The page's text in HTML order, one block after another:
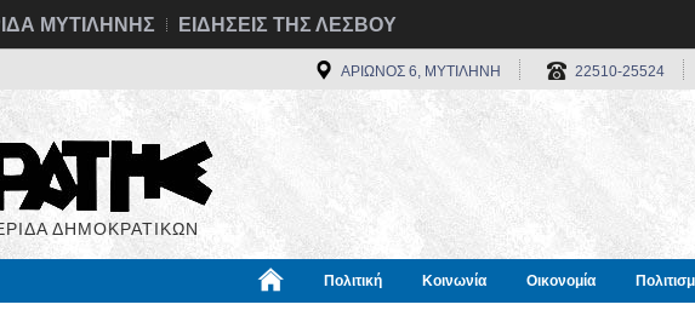
ΜΥΤΙΛΗΝΗΣ ΕΙΔΗΣΕΙΣ ΤΗΣ ΛΕΣΒΟΥ
ΑΡΙΩΝΟΣ 6, ΜΥΤΙΛΗΝΗ 22510-25524
ΔΗΜΟΚΡΑΤΙΚΩΝ
Πολιτική Κοινωνία Οικονομία